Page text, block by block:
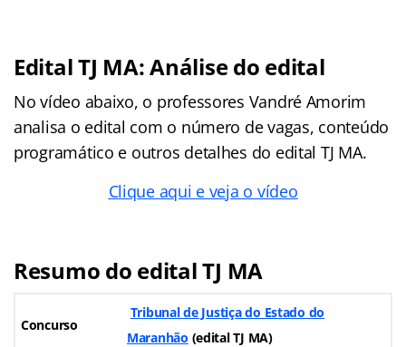
Edital TJ MA: Análise do edital
No vídeo abaixo, o professores Vandré Amorim
analisa o edital com o número de vagas, conteúdo
programático e outros detalhes do edital TJ MA.
Clique aqui e veja o vídeo
Resumo do edital TJ MA
Concurso
Tribunal de Justiça do Estado do
Maranhão (edital TJ MA)